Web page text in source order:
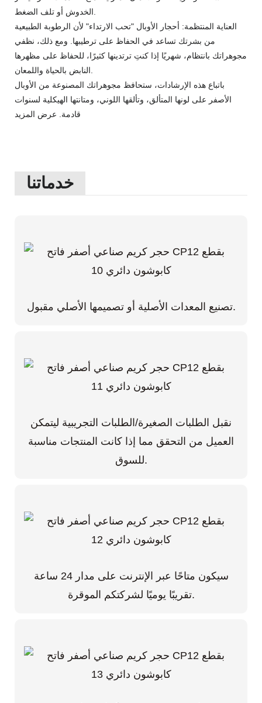
العناية المنتظمة: أحجار الأوبال "تحب الارتداء" لأن الرطوبة الطبيعية
من بشرتك تساعد في الحفاظ على ترطيبها. ومع ذلك، نظفي
مجوهراتك بانتظام، شهريًا إذا كنتِ ترتدينها كثيرًا، للحفاظ على مظهرها
باتباع هذه الإرشادات، ستحافظ مجوهراتك المصنوعة من الأوبال
الأصفر على لونها المتألق، وتألقها اللوني، ومتانتها الهيكلية لسنوات
قادمة. عرض المزيد
خدماتنا
تصنيع المعدات الأصلية أو تصميمها الأصلي مقبول.
نقبل الطلبات الصغيرة/الطلبات التجريبية ليتمكن
العميل من التحقق مما إذا كانت المنتجات مناسبة
للسوق.
سيكون متاحًا عبر الإنترنت على مدار 24 ساعة
تقريبًا يوميًا لشركتكم الموقرة.